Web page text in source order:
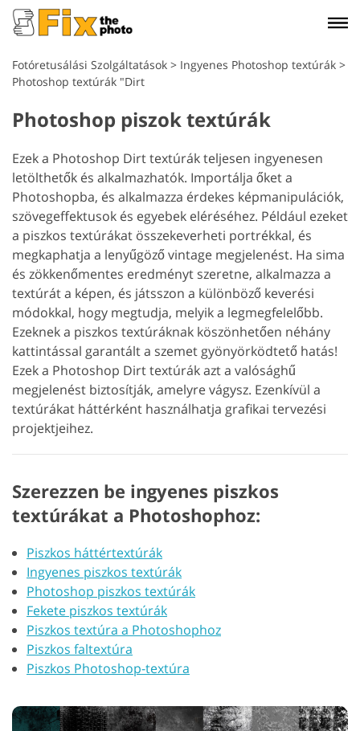
Fotóretusálási Szolgáltatások > Ingyenes Photoshop textúrák >
Photoshop textúrák "Dirt
Photoshop piszok textúrák
Ezek a Photoshop Dirt textúrák teljesen ingyenesen
letölthetők és alkalmazhatók. Importálja őket a
Photoshopba, és alkalmazza érdekes képmanipulációk,
szövegeffektusok és egyebek eléréséhez. Például ezeket
a piszkos textúrákat összekeverheti portrékkal, és
megkaphatja a lenyűgöző vintage megjelenést. Ha sima
és zökkenőmentes eredményt szeretne, alkalmazza a
textúrát a képen, és játsszon a különböző keverési
módokkal, hogy megtudja, melyik a legmegfelelőbb.
Ezeknek a piszkos textúráknak köszönhetően néhány
kattintással garantált a szemet gyönyörködtető hatás!
Ezek a Photoshop Dirt textúrák azt a valósághű
megjelenést biztosítják, amelyre vágysz. Ezenkívül a
textúrákat háttérként használhatja grafikai tervezési
projektjeihez.
Szerezzen be ingyenes piszkos
textúrákat a Photoshophoz:
Piszkos háttértextúrák
Ingyenes piszkos textúrák
Photoshop piszkos textúrák
Fekete piszkos textúrák
Piszkos textúra a Photoshophoz
Piszkos faltextúra
Piszkos Photoshop-textúra